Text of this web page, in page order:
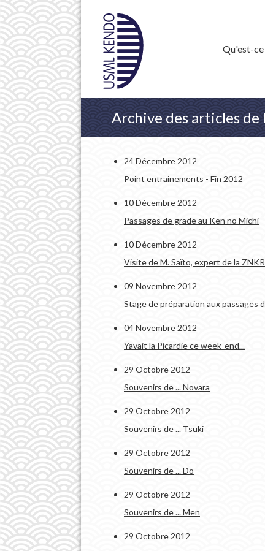
Qu'est-ce
Archive des articles de
24 Décembre 2012
Point entrainements - Fin 2012
10 Décembre 2012
Passages de grade au Ken no Michi
10 Décembre 2012
Visite de M. Saïto, expert de la ZNKR
09 Novembre 2012
Stage de préparation aux passages
04 Novembre 2012
Yavait la Picardie ce week-end...
29 Octobre 2012
Souvenirs de ... Novara
29 Octobre 2012
Souvenirs de ... Tsuki
29 Octobre 2012
Souvenirs de ... Do
29 Octobre 2012
Souvenirs de ... Men
29 Octobre 2012